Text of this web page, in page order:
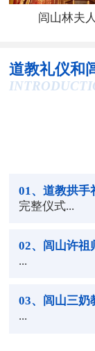
闾山林夫
道教礼仪和
01 、道教拱手
完整仪式...
02、闾山许祖
...
03、闾山三奶
...